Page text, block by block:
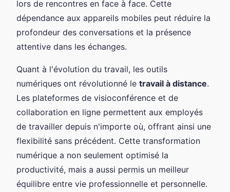
lors de rencontres en face à face. Cette
dépendance aux appareils mobiles peut réduire la
profondeur des conversations et la présence
attentive dans les échanges.
Quant à l'évolution du travail, les outils
numériques ont révolutionné le travail à distance.
Les plateformes de visioconférence et de
collaboration en ligne permettent aux employés
de travailler depuis n'importe où, offrant ainsi une
flexibilité sans précédent. Cette transformation
numérique a non seulement optimisé la
productivité, mais a aussi permis un meilleur
équilibre entre vie professionnelle et personnelle.